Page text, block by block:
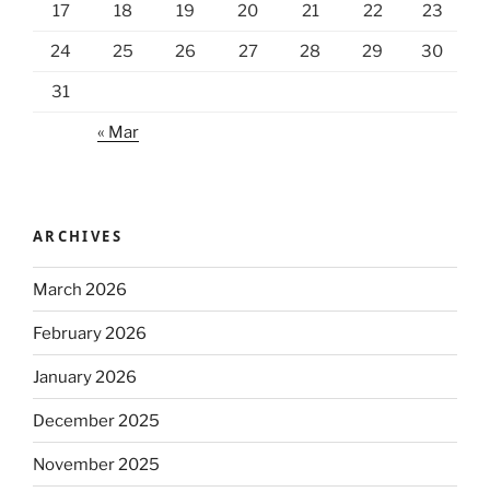
17 18 19 20 21 22 23
24 25 26 27 28 29 30
31
« Mar
ARCHIVES
March 2026
February 2026
January 2026
December 2025
November 2025